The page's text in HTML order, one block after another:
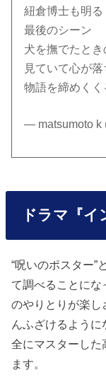
紐倉博士も明る
最後のシーン
犬を撫でたとき
見ていて心が
物語を締めくく
— matsumoto k
ドラマ『
“呪いのポスター”
て調べることにな
のやりとりが楽
んふざけるよう
全にマスターした
ます。